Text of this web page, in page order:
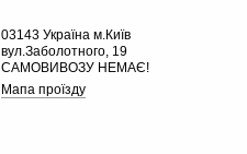
03143 Україна м.Київ
вул.Заболотного, 19
САМОВИВОЗУ НЕМАЄ!
Мапа проїзду